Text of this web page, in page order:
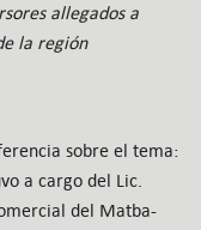
allegados a
la región
sobre el tema:
a cargo del Lic.
del Matba-